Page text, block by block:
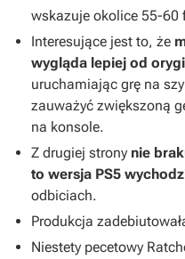
wskazuje okolice 55-60
Interesujące jest to, że
wygląda lepiej od
uruchamiając grę na
zauważyć zwiększoną
na konsole.
Z drugiej strony nie
to wersja PS5
odbiciach.
Produkcja
Niestety pecetowy